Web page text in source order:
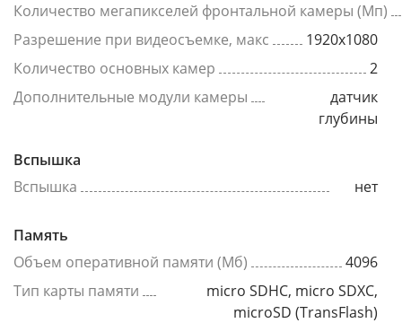
Количество мегапикселей фронтальной камеры (Мп)
Разрешение при видеосъемке, макс
1920x1080
Количество основных камер
2
Дополнительные модули камеры
датчик
глубины
Вспышка
Вспышка
нет
Память
Объем оперативной памяти (Мб)
4096
Тип карты памяти
micro SDHC, micro SDXC,
microSD (TransFlash)